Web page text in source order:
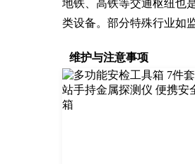
地铁、高铁等交通枢纽也
类设备。部分特殊行业如
维护与注意事项